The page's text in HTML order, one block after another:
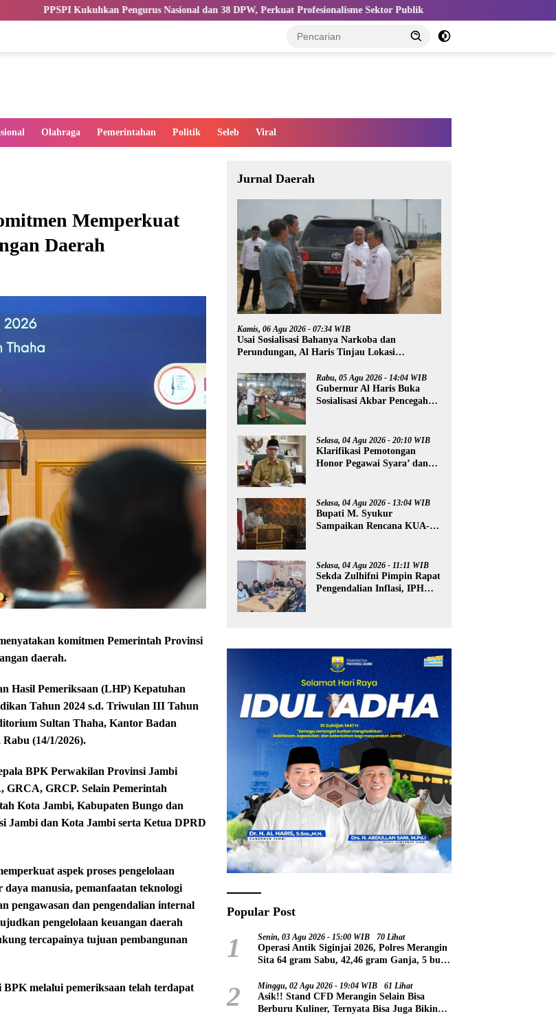
Pengurus Nasional dan 38 DPW, Perkuat Profesionalisme Sektor Publik Kemnaker Perkuat Ekosistem K3 untuk
Olahraga Pemerintahan Politik Seleb Viral
Memperkuat
Daerah
komitmen Pemerintah Provinsi
daerah.
Hasil Pemeriksaan (LHP) Kepatuhan
Tahun 2024 s.d. Triwulan III Tahun
Sultan Thaha, Kantor Badan
(14/1/2026).
BPK Perwakilan Provinsi Jambi
GRCP. Selain Pemerintah
Kota Jambi, Kabupaten Bungo dan
Jambi dan Kota Jambi serta Ketua DPRD
aspek proses pengelolaan
manusia, pemanfaatan teknologi
pengawasan dan pengendalian internal
pengelolaan keuangan daerah
tercapainya tujuan pembangunan
melalui pemeriksaan telah terdapat
Jurnal Daerah
Kamis, 06 Agu 2026 - 07:34 WIB
Usai Sosialisasi Bahanya Narkoba dan
Perundungan, Al Haris Tinjau Lokasi
Rabu, 05 Agu 2026 - 14:04 WIB
Gubernur Al Haris Buka
Sosialisasi Akbar Pencegahan
Selasa, 04 Agu 2026 - 20:10 WIB
Klarifikasi Pemotongan
Honor Pegawai Syara’ dan
Selasa, 04 Agu 2026 - 13:04 WIB
Bupati M. Syukur
Sampaikan Rencana KUA-
Selasa, 04 Agu 2026 - 11:11 WIB
Sekda Zulhifni Pimpin Rapat
Pengendalian Inflasi, IPH
Popular Post
1 Senin, 03 Agu 2026 - 15:00 WIB 70 Lihat
Operasi Antik Siginjai 2026, Polres Merangin
Sita 64 gram Sabu, 42,46 gram Ganja, 5 butir
2 Minggu, 02 Agu 2026 - 19:04 WIB 61 Lihat
Asik!! Stand CFD Merangin Selain Bisa
Berburu Kuliner, Ternyata Bisa Juga Bikin